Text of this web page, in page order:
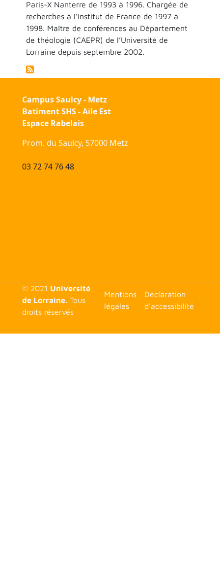
Paris-X Nanterre de 1993 à 1996. Chargée de
recherches à l’Institut de France de 1997 à
1998. Maître de conférences au Département
de théologie (CAEPR) de l’Université de
Lorraine depuis septembre 2002.
Campus Saulcy - Metz
Batiment SHS - Aile Est
Espace Rabelais
Prom. du Saulcy, 57000 Metz
03 72 74 76 48
© 2021 Université
de Lorraine.Tous
droits réservés
<none>
Mentions
légales
Déclaration
d'accessibilité